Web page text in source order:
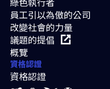
員工引以為傲的公司
改變社會的力量
議題的提倡
概覽
資格認證
資格認證